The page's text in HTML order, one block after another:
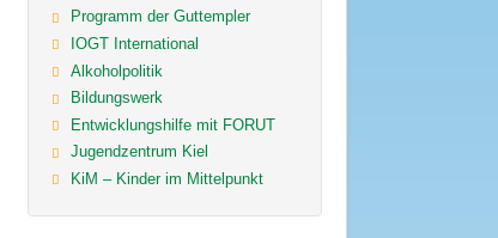
Programm der Guttempler
IOGT International
Alkoholpolitik
Bildungswerk
Entwicklungshilfe mit FORUT
Jugendzentrum Kiel
KiM – Kinder im Mittelpunkt